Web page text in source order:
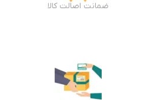
ضمانت اصالت کالا